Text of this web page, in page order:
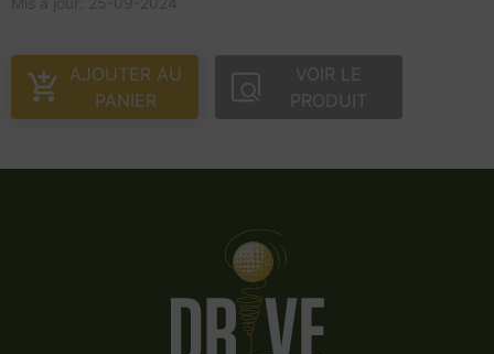
AJOUTER AU
PANIER
VOIR LE
PRODUIT